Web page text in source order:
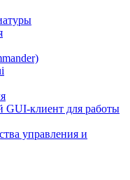
клиент для работы
управления и